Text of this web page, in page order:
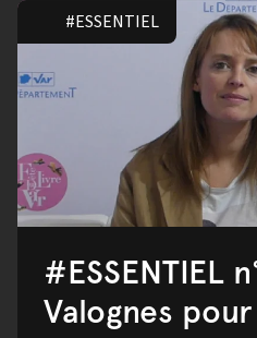
#ESSENTIEL
#ESSENTIEL
Valognes